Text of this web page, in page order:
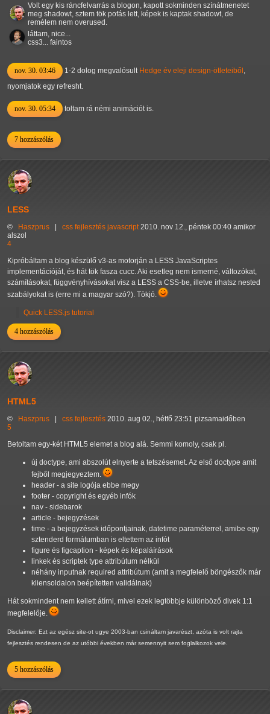
Volt egy kis ráncfelvarrás a blogon, kapott sokminden színátmenetet
meg shadowt, sztem tök pofás lett, képek is kaptak shadowt, de
remélem nem overused.
láttam, nice...
css3... faintos
nov. 30. 03:46 1-2 dolog megvalósult Hedge év eleji design-ötleteiből
nyomjatok egy refresht.
nov. 30. 05:34 toltam rá némi animációt is.
7 hozzászólás
LESS
© Haszprus | css fejlesztés javascript 2010. nov 12., péntek 00:40 amikor
alszol
4
Kipróbáltam a blog készülő v3-as motorján a LESS JavaScriptes
implementációját, és hát tök fasza cucc. Aki esetleg nem ismerné, változókat,
számításokat, függvényhívásokat visz a LESS a CSS-be, illetve írhatsz nested
szabályokat is (erre mi a magyar szó?). Tökjó.
Quick LESS.js tutorial
4 hozzászólás
HTML5
© Haszprus | css fejlesztés 2010. aug 02., hétfő 23:51 pizsamaidőben
5
Betoltam egy-két HTML5 elemet a blog alá. Semmi komoly, csak pl.
új doctype, ami abszolút elnyerte a tetszésemet. Az első doctype amit
fejből megjegyeztem.
header - a site logója ebbe megy
footer - copyright és egyéb infók
nav - sidebarok
article - bejegyzések
time - a bejegyzések időpontjainak, datetime paraméterrel, amibe egy
sztenderd formátumban is eltettem az infót
figure és figcaption - képek és képaláírások
linkek és scriptek type attribútum nélkül
néhány inputnak required attribútum (amit a megfelelő böngészők már
kliensoldalon beépítetten validálnak)
Hát sokmindent nem kellett átírni, mivel ezek legtöbbje különböző divek 1:1
megfelelője.
Disclaimer: Ezt az egész site-ot ugye 2003-ban csináltam javarészt, azóta is volt rajta
fejlesztés rendesen de az utóbbi években már semennyit sem foglalkozok vele.
5 hozzászólás